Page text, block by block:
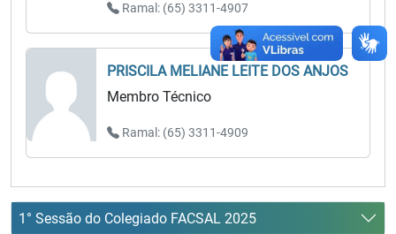
Ramal: (65) 3311-4907
PRISCILA MELIANE LEITE DOS ANJOS
Membro Técnico
Ramal: (65) 3311-4909
1° Sessão do Colegiado FACSAL 2025